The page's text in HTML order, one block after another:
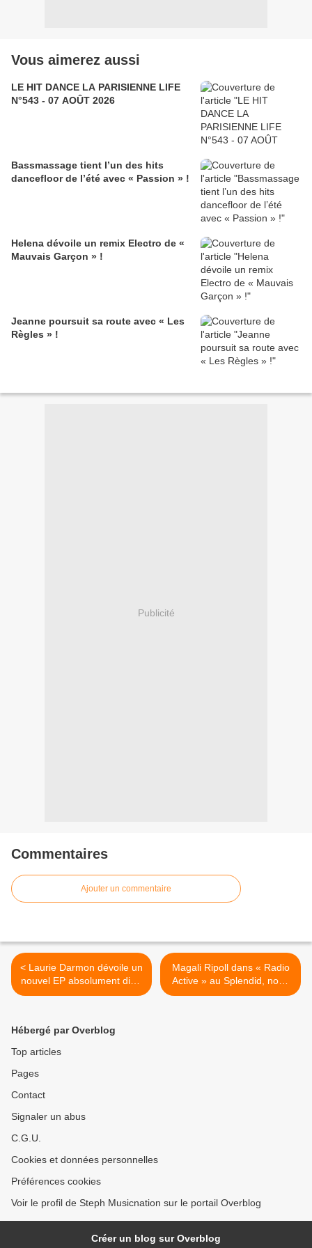
Vous aimerez aussi
LE HIT DANCE LA PARISIENNE LIFE
N°543 - 07 AOÛT 2026
Bassmassage tient l’un des hits
dancefloor de l’été avec « Passion » !
Helena dévoile un remix Electro de «
Mauvais Garçon » !
Jeanne poursuit sa route avec « Les
Règles » !
Publicité
Commentaires
Ajouter un commentaire
< Laurie Darmon dévoile un
nouvel EP absolument divin
!
Magali Ripoll dans « Radio
Active » au Splendid, nous
y étions ! >
Hébergé par Overblog
Top articles
Pages
Contact
Signaler un abus
C.G.U.
Cookies et données personnelles
Préférences cookies
Voir le profil de Steph Musicnation sur le portail Overblog
Créer un blog sur Overblog